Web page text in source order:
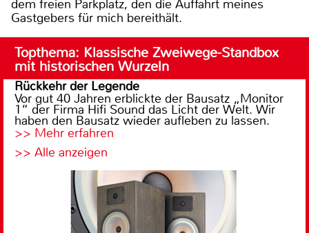
dem freien Parkplatz, den die Auffahrt meines
Gastgebers für mich bereithält.
Topthema: Klassische Zweiwege-Standbox
mit historischen Wurzeln
Rückkehr der Legende
Vor gut 40 Jahren erblickte der Bausatz „Monitor
1“ der Firma Hifi Sound das Licht der Welt. Wir
haben den Bausatz wieder aufleben zu lassen.
>> Mehr erfahren
>> Alle anzeigen